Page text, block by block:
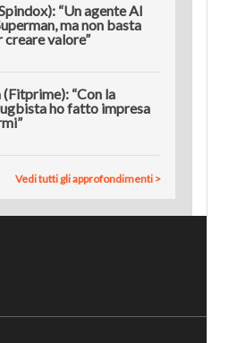
“Un agente AI
ma non basta
valore”
“Con la
ho fatto impresa
Vedi tutti gli approfondimenti >